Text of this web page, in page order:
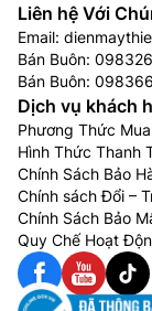
Liên hệ Với
Email:
Bán Buôn:
Bán Buôn:
Dịch vụ khách
Phương Thức
Hình Thức Thanh
Chính Sách Bảo
Chính sách Đổi –
Chính Sách Bảo
Quy Chế Hoạt